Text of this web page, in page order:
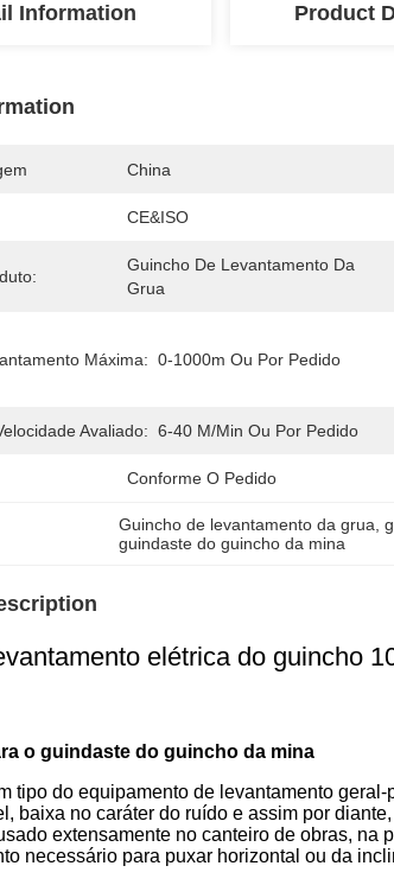
Information Product
China
CE&ISO
Guincho De Levantamento Da
Grua
Máxima: 0-1000m Ou Por Pedido
Avaliado: 6-40 M/min Ou Por Pedido
Conforme O Pedido
Guincho de levantamento da grua ,
guindaste do guincho da mina
elétrica do guincho
o guindaste do guincho da mina
tipo do equipamento de levantamento
baixa no caráter do ruído e assim por diante,
extensamente no canteiro de obras, na
necessário para puxar horizontal ou da